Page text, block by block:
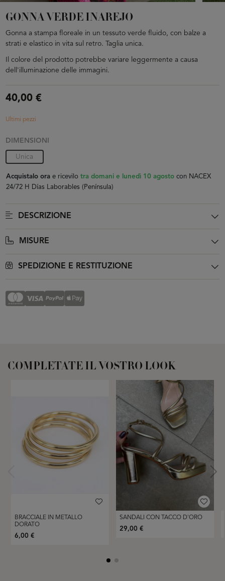
GONNA VERDE INAREJO
Gonna a stampa floreale in un tessuto verde fluido, con balze a
strati e elastico in vita sul retro. Taglia unica.
Il colore del prodotto potrebbe variare leggermente a causa
dell'illuminazione delle immagini.
40,00 €
Ultimi pezzi
DIMENSIONI
Unica
Acquistalo orae ricevilo tra domani e lunedì 10 agosto con NACEX
24/72 H Días Laborables (Península)
DESCRIZIONE
MISURE
SPEDIZIONE E RESTITUZIONE
COMPLETATE IL VOSTRO LOOK
BRACCIALE IN METALLO
DORATO
6,00 €
SANDALI CON TACCO D'ORO
29,00 €